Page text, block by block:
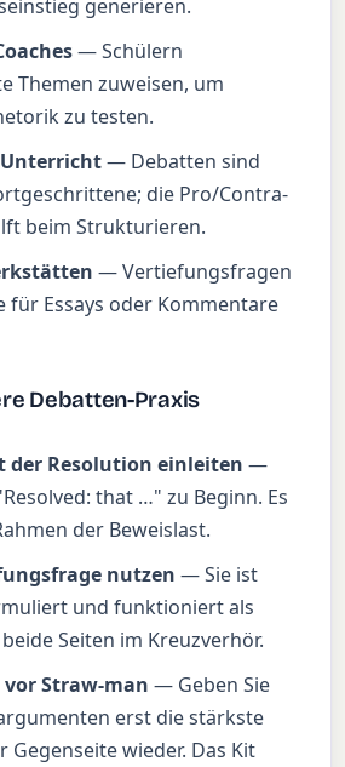
generieren.
— Schülern
Themen zuweisen, um
zu testen.
Unterricht— Debatten sind
die Pro/Contra-
beim Strukturieren.
— Vertiefungsfragen
für Essays oder Kommentare
Debatten-Praxis
der Resolution einleiten —
that …" zu Beginn. Es
der Beweislast.
nutzen — Sie ist
und funktioniert als
Seiten im Kreuzverhör.
vor Straw-man — Geben Sie
erst die stärkste
Gegenseite wieder. Das Kit